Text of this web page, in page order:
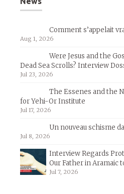
Comment s’appelait
Aug 1, 2026
Were Jesus and the
Dead Sea Scrolls? Interview
Jul 23, 2026
The Essenes and the
for Yehi-Or Institute
Jul 17, 2026
Un nouveau schisme
Jul 8, 2026
Interview Regards
Our Father in Aramaic
Jul 7, 2026